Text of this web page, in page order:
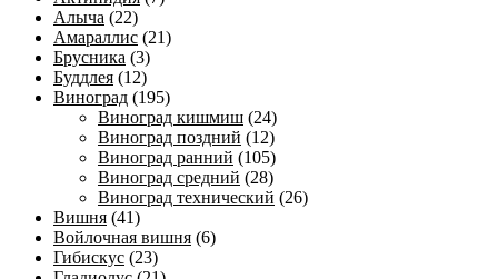
Алыча (22)
Амараллис (21)
Брусника (3)
Буддлея (12)
Виноград (195)
Виноград кишмиш (24)
Виноград поздний (12)
Виноград ранний (105)
Виноград средний (28)
Виноград технический (26)
Вишня (41)
Войлочная вишня (6)
Гибискус (23)